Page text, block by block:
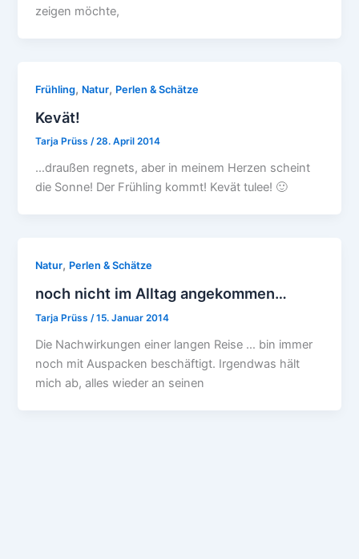
zeigen möchte,
Frühling, Natur, Perlen & Schätze
Kevät!
Tarja Prüss/28. April 2014
…draußen regnets, aber in meinem Herzen scheint
die Sonne! Der Frühling kommt! Kevät tulee! 🙂
Natur, Perlen & Schätze
noch nicht im Alltag angekommen…
Tarja Prüss/15. Januar 2014
Die Nachwirkungen einer langen Reise … bin immer
noch mit Auspacken beschäftigt. Irgendwas hält
mich ab, alles wieder an seinen